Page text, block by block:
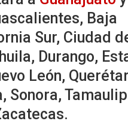
Baja
Sur, Ciudad
Durango,
León,
Sonora,